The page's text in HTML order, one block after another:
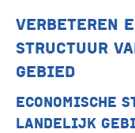
VERBETEREN
STRUCTUUR
GEBIED
ECONOMISCHE
LANDELIJK